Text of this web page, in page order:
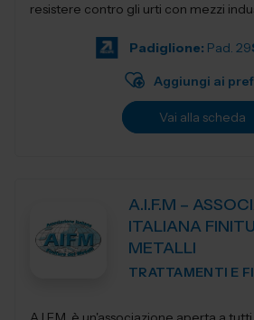
resistere contro gli urti con mezzi
Padiglione: Pad. 29
Aggiungi ai
Vai alla scheda
A.I.F.M –
ITALIANA
METALLI
TRATTAMENTI E